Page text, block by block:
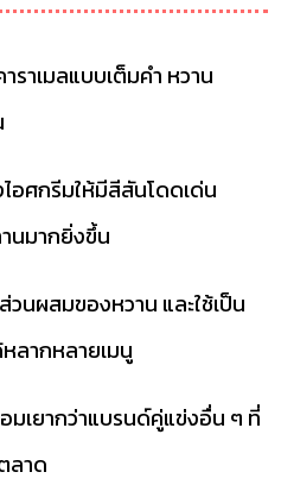
ราเมลแบบเต็มคำ หวาน
อศกรีมให้มีสีสันโดดเด่น
นมากยิ่งขึ้น
วนผสมของหวาน และใช้เป็น
ลากหลายเมนู
มเยากว่าแบรนด์คู่แข่งอื่น ๆ ที่
ลาด